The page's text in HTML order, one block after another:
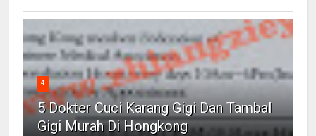
4
5 Dokter Cuci Karang Gigi Dan Tambal
Gigi Murah Di Hongkong